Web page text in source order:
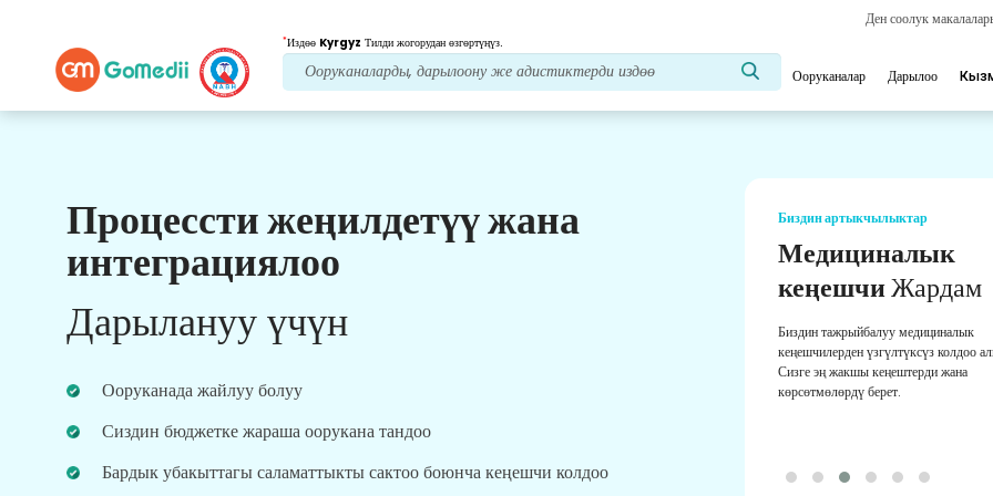
Ден соолук
*Издөө Kyrgyz Тилди жогорудан өзгөртүңүз.
Ооруканалар Дарылоо
Процессти жеңилдетүү жана
интеграциялоо
Дарылануу үчүн
Ооруканада жайлуу болуу
Сиздин бюджетке жараша оорукана тандоо
Бардык убакыттагы саламаттыкты сактоо боюнча кеңешчи колдоо
Биздин артыкчылыктар
Пост дарылоокам
көрүү
Ар дайым көйгөйлөрүңүздү чечүү үчүн биздин
дарылоо муктаждыктарыңыз боюнча
Биздин артыкчылыктар
Медициналык
кеңешчиЖардам
Биздин тажрыйбалуу медициналык
кеңешчилерден үзгүлтүксүз колдоо
Сизге эң жакшы кеңештерди жана
көрсөтмөлөрдү берет.